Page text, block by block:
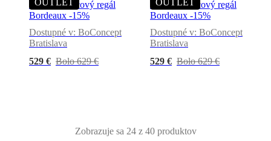
OUTLET
Storage Policový regál
Bordeaux -15%
Dostupné v: BoConcept
Bratislava
529 € Bolo 629 €
OUTLET
Storage Policový regál
Bordeaux -15%
Dostupné v: BoConcept
Bratislava
529 € Bolo 629 €
Zobrazuje sa 24 z 40 produktov